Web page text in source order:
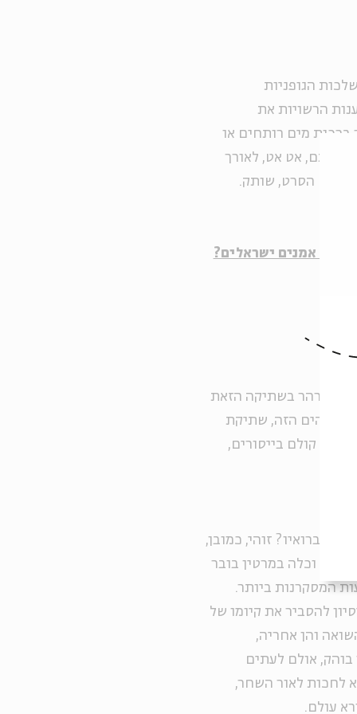
הגופניות
הרשויות את
ברכות מים רותחים או
אותם, אט אט, לאורך
בשם הסרט, שותק.
של אמנים ישראלים?
הרהר בשתיקה הזאת
של הים הזה, שתיקת
את קולם בייסורים,
ברואיו? זוהי, כמובן,
וכלה במרטין בובר
המסקרנות ביותר.
להסביר את קיומו של
והן אחריה,
אולם לעתים
לחכות לאור השחר,
עולם.